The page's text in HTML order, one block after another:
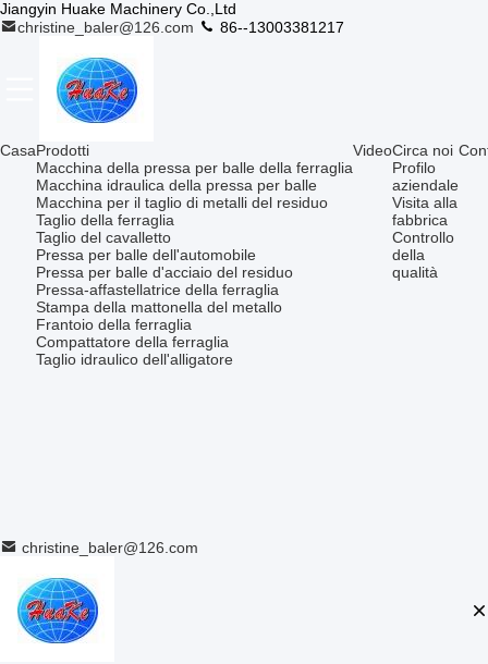
Jiangyin Huake Machinery Co.,Ltd
christine_baler@126.com
86--13003381217
CasaProdotti
Macchina della pressa per balle della ferraglia
Macchina idraulica della pressa per balle
Macchina per il taglio di metalli del residuo
Taglio della ferraglia
Taglio del cavalletto
Pressa per balle dell'automobile
Pressa per balle d'acciaio del residuo
Pressa-affastellatrice della ferraglia
Stampa della mattonella del metallo
Frantoio della ferraglia
Compattatore della ferraglia
Taglio idraulico dell'alligatore
VideoCirca noi
Profilo
aziendale
Visita alla
fabbrica
Controllo
della
qualità
christine_baler@126.com